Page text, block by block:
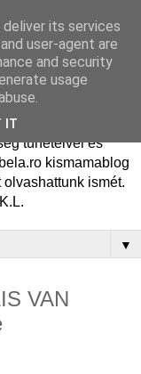
50 éves
tüneteivel és
kismamablog
ismét.
▼
VAN
its services
user-agent are
and security
usage
IT